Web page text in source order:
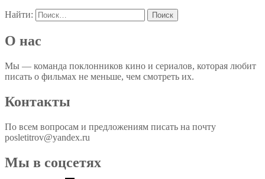
Найти:
О нас
Мы — команда поклонников кино и сериалов, которая любит
писать о фильмах не меньше, чем смотреть их.
Контакты
По всем вопросам и предложениям писать на почту
posletitrov@yandex.ru
Мы в соцсетях